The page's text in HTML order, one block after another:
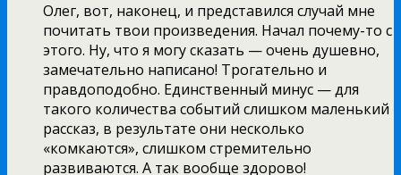
Олег, вот, наконец, и представился случай мне
почитать твои произведения. Начал почему-то с
этого. Ну, что я могу сказать — очень душевно,
замечательно написано! Трогательно и
правдоподобно. Единственный минус — для
такого количества событий слишком маленький
рассказ, в результате они несколько
«комкаются», слишком стремительно
развиваются. А так вообще здорово!